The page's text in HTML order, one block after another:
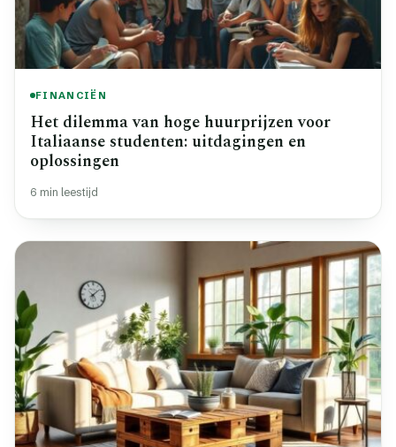
FINANCIËN
Het dilemma van hoge huurprijzen voor
Italiaanse studenten: uitdagingen en
oplossingen
6 min leestijd